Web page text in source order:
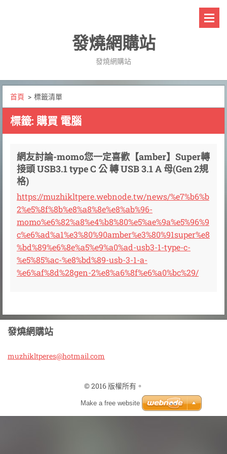
發燒網購站
發燒網購站
首頁 > 標籤清單
標籤: 購買 電腦
網友討論-momo您一定喜歡【amber】Super轉
接頭 USB3.1 type C 公 轉 USB 3.1 A 母(Gen 2規
格)
https://muzhikltpere.webnode.tw/news/%e7%b6%b
2%e5%8f%8b%e8%a8%8e%e8%ab%96-
momo%e6%82%a8%e4%b8%80%e5%ae%9a%e5%96%9
c%e6%ad%a1%e3%80%90amber%e3%80%91super%e8
%bd%89%e6%8e%a5%e9%a0%ad-usb3-1-type-c-
%e5%85%ac-%e8%bd%89-usb-3-1-a-
%e6%af%8d%28gen-2%e8%a6%8f%e6%a0%bc%29/
發燒網購站
muzhikltperes@hotmail.com
© 2016 版權所有。
Make a free website